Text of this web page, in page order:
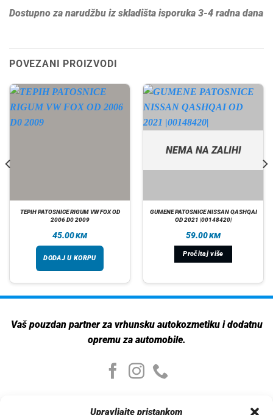
Upravljajte pristankom
Dostupno za narudžbu iz skladišta isporuka 3-4 radna dana
POVEZANI PROIZVODI
TEPIH PATOSNICE RIGUM VW FOX OD
2006 D0 2009
45.00KM
DODAJ U KORPU
NEMA NA ZALIHI
GUMENE PATOSNICE NISSAN QASHQAI
OD 2021 |00148420|
59.00KM
Pročitaj više
Vaš pouzdan partner za vrhunsku autokozmetiku i dodatnu
opremu za automobile.
Moj nalog